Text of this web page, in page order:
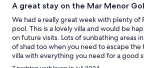
A great stay on the Mar Menor
We had a really great week with plenty of
pool. This is a lovely villa and would be
on future visits. Lots of sunbathing areas
of shad too when you need to escape the
villa with everything you need for a good